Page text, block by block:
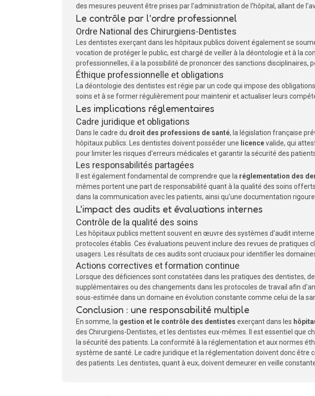
des mesures peuvent être prises par l'administration de l'hôpital, allant de
Le contrôle par l'ordre professionnel
Ordre National des Chirurgiens-Dentistes
Les dentistes exerçant dans les hôpitaux publics doivent également se
vocation de protéger le public, est chargé de veiller à la déontologie et à la
professionnelles, il a la possibilité de prononcer des sanctions disciplinaires,
Éthique professionnelle et obligations
La déontologie des dentistes est régie par un code qui impose des
soins et à se former régulièrement pour maintenir et actualiser leurs
Les implications réglementaires
Cadre juridique et obligations
Dans le cadre du droit des professions de santé, la législation française
hôpitaux publics. Les dentistes doivent posséder une licencevalide, qui
pour limiter les risques d'erreurs médicales et garantir la sécurité des
Les responsabilités partagées
Il est également fondamental de comprendre que la réglementation des
mêmes portent une part de responsabilité quant à la qualité des soins
dans la communication avec les patients, ainsi qu'une documentation
L'impact des audits et évaluations internes
Contrôle de la qualité des soins
Les hôpitaux publics mettent souvent en œuvre des systèmes d'audit
protocoles établis. Ces évaluations peuvent inclure des revues de
usagers. Les résultats de ces audits sont cruciaux pour identifier les
Actions correctives et formation continue
Lorsque des déficiences sont constatées dans les pratiques des dentistes,
supplémentaires ou des changements dans les protocoles de travail afin
sous-estimée dans un domaine en évolution constante comme celui de la
Conclusion : une responsabilité multiple
En somme, la gestion et le contrôle des dentistes exerçant dans les
des Chirurgiens-Dentistes, et les dentistes eux-mêmes. Il est essentiel que
la sécurité des patients. La conformité à la réglementation et aux normes
système de santé. Le cadre juridique et la réglementation doivent donc
des patients. Les dentistes, quant à eux, doivent demeurer en veille